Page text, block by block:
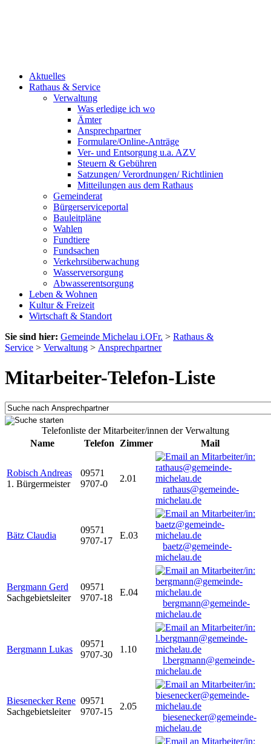
Aktuelles
Rathaus & Service
Verwaltung
Was erledige ich wo
Ämter
Ansprechpartner
Formulare/Online-Anträge
Ver- und Entsorgung u.a. AZV
Steuern & Gebühren
Satzungen/ Verordnungen/ Richtlinien
Mitteilungen aus dem Rathaus
Gemeinderat
Bürgerserviceportal
Bauleitpläne
Wahlen
Fundtiere
Fundsachen
Verkehrsüberwachung
Wasserversorgung
Abwasserentsorgung
Leben & Wohnen
Kultur & Freizeit
Wirtschaft & Standort
Sie sind hier: Gemeinde Michelau i.OFr. > Rathaus &
Service > Verwaltung > Ansprechpartner
Mitarbeiter-Telefon-Liste
Telefonliste der Mitarbeiter/innen der Verwaltung
Name
Telefon Zimmer Mail
Robisch Andreas
1. Bürgermeister
09571
9707-0
2.01
rathaus@gemeinde-
michelau.de
Bätz Claudia
09571
9707-17
E.03
baetz@gemeinde-
michelau.de
Bergmann Gerd
Sachgebietsleiter
09571
9707-18
E.04
bergmann@gemeinde-
michelau.de
Bergmann Lukas
09571
9707-30
1.10
l.bergmann@gemeinde-
michelau.de
Biesenecker Rene
Sachgebietsleiter
09571
9707-15
2.05
biesenecker@gemeinde-
michelau.de